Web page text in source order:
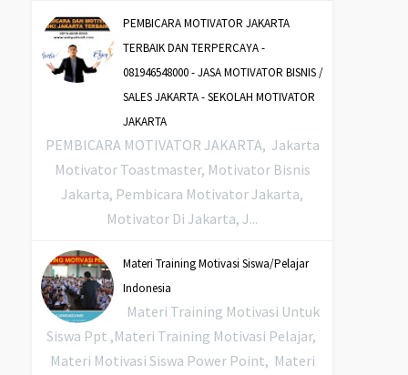
PEMBICARA MOTIVATOR JAKARTA
TERBAIK DAN TERPERCAYA -
081946548000 - JASA MOTIVATOR BISNIS /
SALES JAKARTA - SEKOLAH MOTIVATOR
JAKARTA
PEMBICARA MOTIVATOR JAKARTA, Jakarta
Motivator Toastmaster, Motivator Bisnis
Jakarta, Pembicara Motivator Jakarta,
Motivator Di Jakarta, J...
Materi Training Motivasi Siswa/Pelajar
Indonesia
Materi Training Motivasi Untuk
Siswa Ppt ,Materi Training Motivasi Pelajar,
Materi Motivasi Siswa Power Point, Materi